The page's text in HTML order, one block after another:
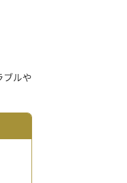
ルや